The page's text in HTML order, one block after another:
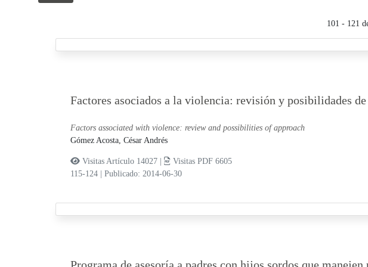
101 - 121
Factores asociados a la violencia: revisión y posibilidades
Factors associated with violence: review and possibilities of approach
Gómez Acosta, César Andrés
Visitas Artículo 14027 |
Visitas PDF 6605
115-124
Publicado: 2014-06-30